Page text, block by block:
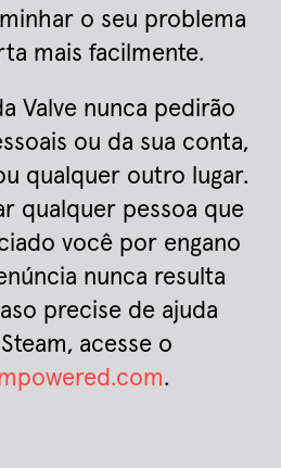
o seu problema
mais facilmente.
Valve nunca pedirão
ou da sua conta,
qualquer outro lugar.
qualquer pessoa que
você por engano
nunca resulta
precise de ajuda
acesse o
.